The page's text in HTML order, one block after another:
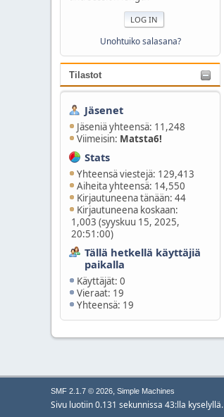
Unohtuiko salasana?
Tilastot
Jäsenet
Jäseniä yhteensä: 11,248
Viimeisin: Matsta6!
Stats
Yhteensä viestejä: 129,413
Aiheita yhteensä: 14,550
Kirjautuneena tänään: 44
Kirjautuneena koskaan:
1,003 (syyskuu 15, 2025,
20:51:00)
Tällä hetkellä käyttäjiä
paikalla
Käyttäjät: 0
Vieraat: 19
Yhteensä: 19
SMF 2.1.7 © 2026, Simple Machines
Sivu luotiin 0.131 sekunnissa 43:lla kyselyllä.